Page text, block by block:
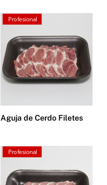
Profesional
Aguja de Cerdo Filetes
Profesional